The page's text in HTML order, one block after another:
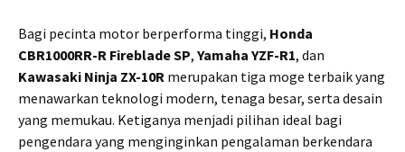
Bagi pecinta motor berperforma tinggi, Honda
CBR1000RR-R Fireblade SP, Yamaha YZF-R1, dan
Kawasaki Ninja ZX-10R merupakan tiga moge terbaik yang
menawarkan teknologi modern, tenaga besar, serta desain
yang memukau. Ketiganya menjadi pilihan ideal bagi
pengendara yang menginginkan pengalaman berkendara